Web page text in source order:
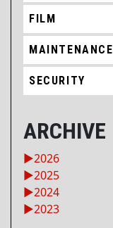
FILM
MAINTENANCE
SECURITY
ARCHIVE
►2026
►2025
►2024
►2023